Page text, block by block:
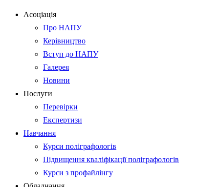
Асоціація
Про НАПУ
Керівництво
Вступ до НАПУ
Галерея
Новини
Послуги
Перевірки
Експертизи
Навчання
Курси поліграфологів
Підвищення кваліфікації поліграфологів
Курси з профайлінгу